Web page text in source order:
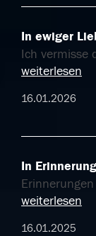
In ewiger
Ich vermisse
weiterlesen
16.01.2026
In Erinnerung
weiterlesen
16.01.2025